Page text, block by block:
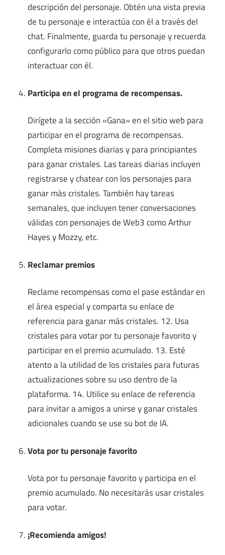
descripción del personaje. Obtén una vista previa
de tu personaje e interactúa con él a través del
chat. Finalmente, guarda tu personaje y recuerda
configurarlo como público para que otros puedan
interactuar con él.
Participa en el programa de recompensas.
Dirígete a la sección «Gana» en el sitio web para
participar en el programa de recompensas.
Completa misiones diarias y para principiantes
para ganar cristales. Las tareas diarias incluyen
registrarse y chatear con los personajes para
ganar más cristales. También hay tareas
semanales, que incluyen tener conversaciones
válidas con personajes de Web3 como Arthur
Hayes y Mozzy, etc.
Reclamar premios
Reclame recompensas como el pase estándar en
el área especial y comparta su enlace de
referencia para ganar más cristales. 12. Usa
cristales para votar por tu personaje favorito y
participar en el premio acumulado. 13. Esté
atento a la utilidad de los cristales para futuras
actualizaciones sobre su uso dentro de la
plataforma. 14. Utilice su enlace de referencia
para invitar a amigos a unirse y ganar cristales
adicionales cuando se use su bot de IA.
Vota por tu personaje favorito
Vota por tu personaje favorito y participa en el
premio acumulado. No necesitarás usar cristales
para votar.
¡Recomienda amigos!